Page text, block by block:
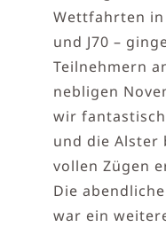
Wettfahrten in
und J70 –
Teilnehmern
nebligen
wir
und die Alster
vollen Zügen
Die
war ein